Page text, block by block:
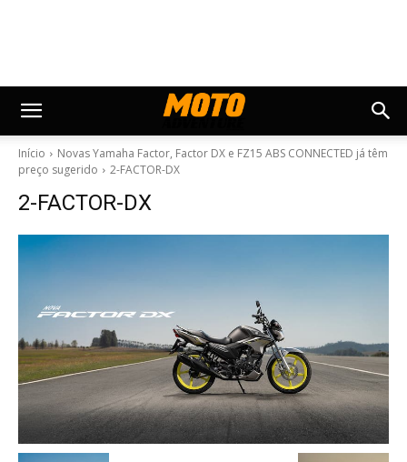
Início
Novas Yamaha Factor, Factor DX e FZ15 ABS CONNECTED já têm
preço sugerido
2-FACTOR-DX
2-FACTOR-DX